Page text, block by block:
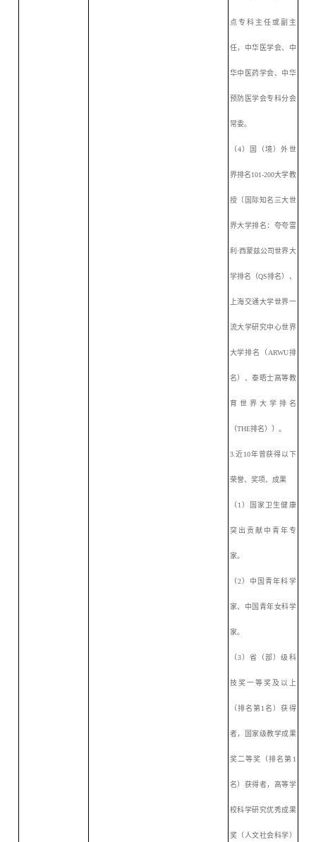
点专科主任或副主
任，中华医学会、中
华中医药学会、中华
预防医学会专科分会
常委。
（4）国（境）外世
界排名101-200大学教
授〔国际知名三大世
界大学排名：夸夸雷
利·西蒙兹公司世界大
学排名（QS排名）、
上海交通大学世界一
流大学研究中心世界
大学排名（ARWU排
名）、泰晤士高等教
育世界大学排名
（THE排名）〕。
3.近10年曾获得以下
荣誉、奖项、成果
（ 1）国家卫生健康
突出贡献中青年专
家。
（2）中国青年科学
家、中国青年女科学
家。
（3）省（部）级科
技奖一等奖及以上
（排名第1名）获得
者，国家级教学成果
奖二等奖（排名第1
名）获得者，高等学
校科学研究优秀成果
奖（人文社会科学）